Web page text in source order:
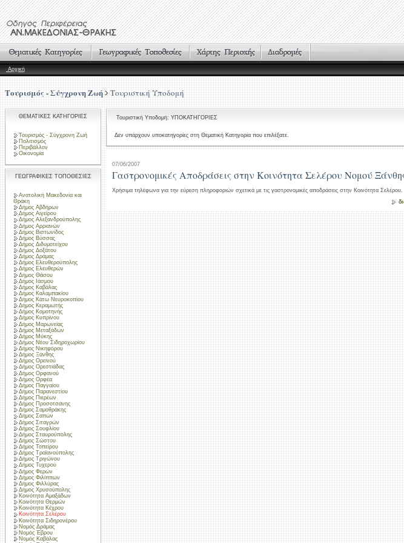
Αρχική
Τουρισμός - Σύγχρονη Ζωή Τουριστική Υποδομή
ΘΕΜΑΤΙΚΕΣ ΚΑΤΗΓΟΡΙΕΣ
Τουρισμός - Σύγχρονη Ζωή
Πολιτισμός
Περιβάλλον
Οικονομία
ΓΕΩΓΡΑΦΙΚΕΣ ΤΟΠΟΘΕΣΙΕΣ
Ανατολική Μακεδονία και
Θράκη
Δήμος Αβδήρων
Δήμος Αιγείρου
Δήμος Αλεξανδρούπολης
Δήμος Αρριανών
Δήμος Βιστωνίδος
Δήμος Βύσσας
Δήμος Διδυμοτείχου
Δήμος Δοξάτου
Δήμος Δράμας
Δήμος Ελευθερούπολης
Δήμος Ελευθερών
Δήμος Θάσου
Δήμος Ιάσμου
Δήμος Καβάλας
Δήμος Καλαμπακίου
Δήμος Κάτω Νευροκοπίου
Δήμος Κεραμωτής
Δήμος Κομοτηνής
Δήμος Κυπρίνου
Δήμος Μαρωνείας
Δήμος Μεταξάδων
Δήμος Μύκης
Δήμος Νέου Σιδηροχωρίου
Δήμος Νικηφόρου
Δήμος Ξάνθης
Δήμος Ορεινού
Δήμος Ορεστιάδας
Δήμος Ορφανού
Δήμος Ορφέα
Δήμος Παγγαίου
Δήμος Παρανεστίου
Δήμος Πιερέων
Δήμος Προσοτσάνης
Δήμος Σαμοθράκης
Δήμος Σαπών
Δήμος Σιταγρών
Δήμος Σουφλίου
Δήμος Σταυρούπολης
Δήμος Σώστου
Δήμος Τοπείρου
Δήμος Τραϊανούπολης
Δήμος Τριγώνου
Δήμος Τυχερού
Δήμος Φερών
Δήμος Φιλίππων
Δήμος Φιλλύρας
Δήμος Χρυσούπολης
Κοινότητα Αμαξάδων
Κοινότητα Θερμών
Κοινότητα Κέχρου
Κοινότητα Σελέρου
Κοινότητα Σιδηρονέρου
Νομός Δράμας
Νομός Έβρου
Νομός Καβάλας
Τουριστική Υποδομή: ΥΠΟΚΑΤΗΓΟΡΙΕΣ
Δεν υπάρχουν υποκατηγορίες στη Θεματική Κατηγορία που επιλέξατε.
07/06/2007
Γαστρονομικές Αποδράσεις στην Κοινότητα Σελέρου Νομού
Χρήσιμα τηλέφωνα για την εύρεση πληροφοριών σχετικά με τις γαστρονομικές αποδράσεις στην Κοινότητα Σελέρου.